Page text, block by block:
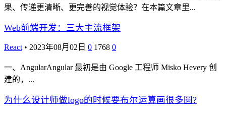
果、传递更清晰、更完善的视觉体验？在本篇文章里...
Web前端开发：三大主流框架
React • 2023年08月02日 0 1768 0
一、AngularAngular 最初是由 Google 工程师 Misko Hevery 创
建的，...
为什么设计师做logo的时候要布尔运算画很多圆?